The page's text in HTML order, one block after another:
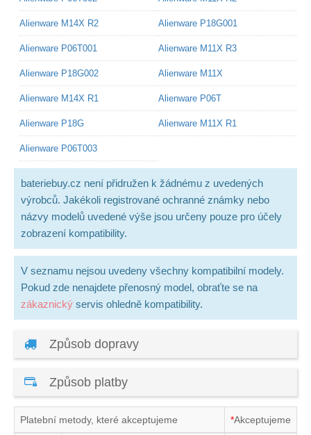
Alienware M14X R2 Alienware P18G001
Alienware P06T001 Alienware M11X R3
Alienware P18G002 Alienware M11X
Alienware M14X R1 Alienware P06T
Alienware P18G Alienware M11X R1
Alienware P06T003
bateriebuy.cz není přidružen k žádnému z uvedených
výrobců. Jakékoli registrované ochranné známky nebo
názvy modelů uvedené výše jsou určeny pouze pro účely
zobrazení kompatibility.
V seznamu nejsou uvedeny všechny kompatibilní modely.
Pokud zde nenajdete přenosný model, obraťte se na
zákaznický servis ohledně kompatibility.
Způsob dopravy
Způsob platby
Platební metody, které akceptujeme *Akceptujeme